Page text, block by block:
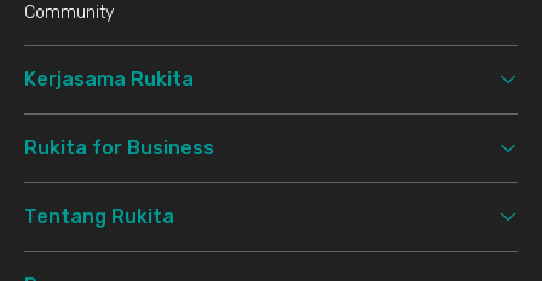
Community
Kerjasama Rukita
Rukita for Business
Tentang Rukita